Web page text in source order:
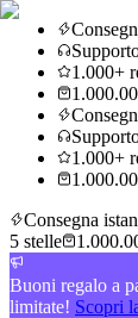
1.000+
1.000+
Consegna
5 stelle
Buoni regalo a
limitate! Scopri